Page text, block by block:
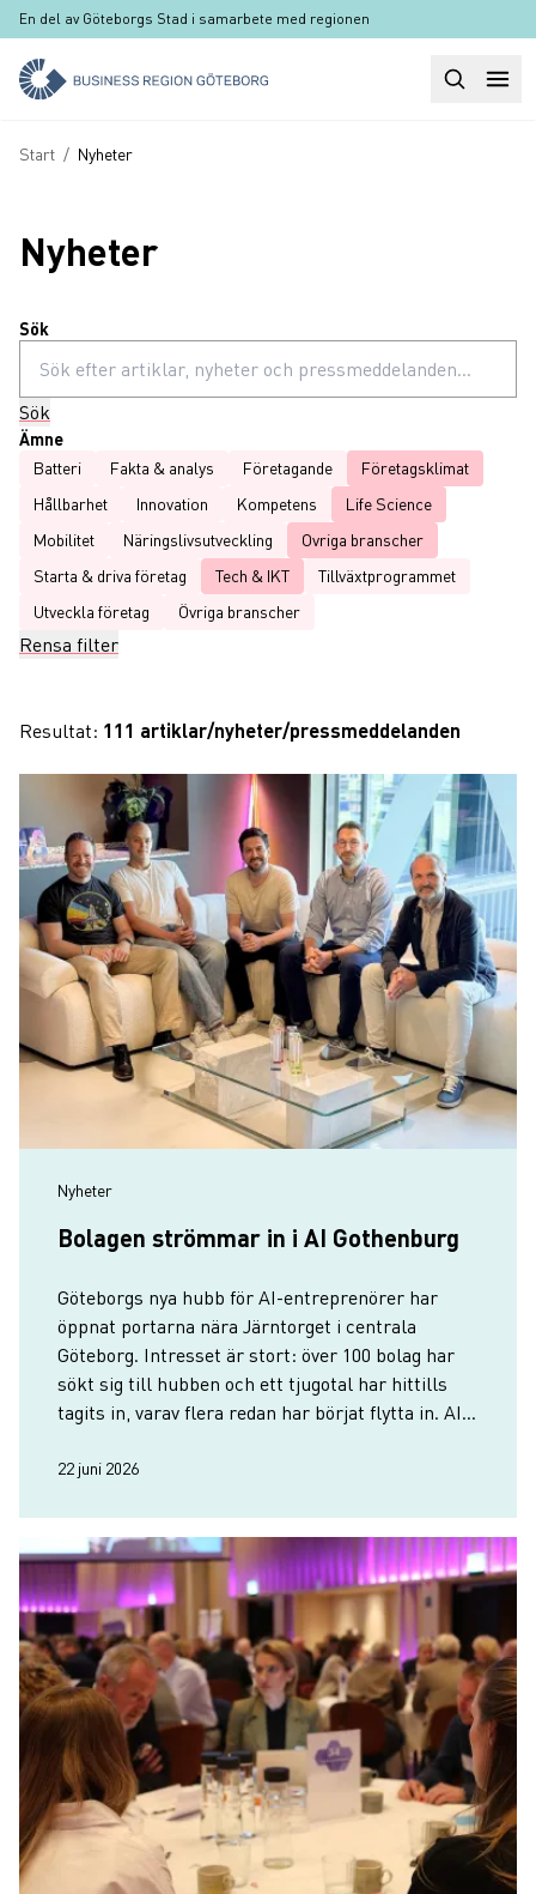
Hoppa till huvudinnehåll
En del av Göteborgs Stad i samarbete med regionen
Sök
Länkstig
Start / Nyheter
Nyheter
Sök
Sök
Ämne
Batteri
Fakta & analys Företagande
Företagsklimat
Hållbarhet
Innovation Kompetens
Life Science
Mobilitet
Näringslivsutveckling
Ovriga branscher
Starta & driva företag
Tech & IKT
Tillväxtprogrammet
Utveckla företag
Övriga branscher
Rensa filter
Resultat: 111 artiklar/nyheter/pressmeddelanden
Nyheter
Bolagen strömmar in i AI Gothenburg
Göteborgs nya hubb för AI-entreprenörer har
öppnat portarna nära Järntorget i centrala
Göteborg. Intresset är stort: över 100 bolag har
sökt sig till hubben och ett tjugotal har hittills
tagits in, varav flera redan har börjat flytta in. AI
till hösten.
22 juni 2026